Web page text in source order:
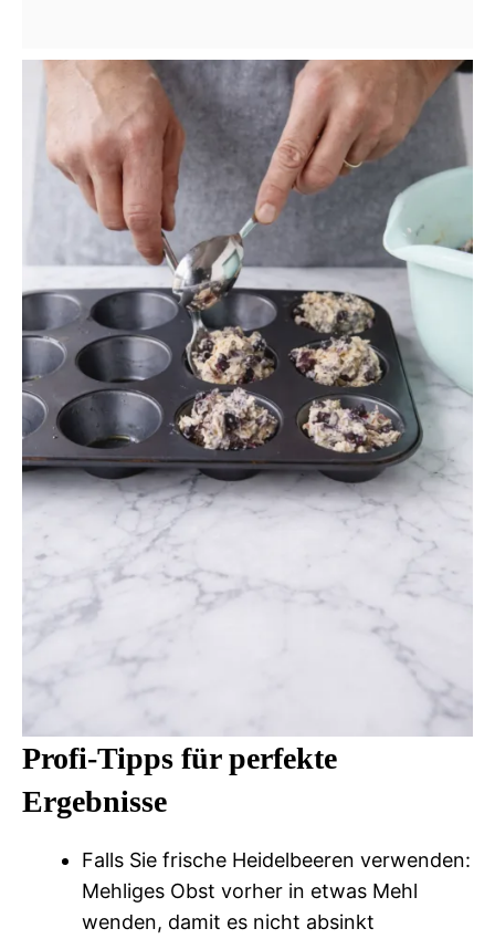
Profi-Tipps für perfekte
Ergebnisse
Falls Sie frische Heidelbeeren verwenden:
Mehliges Obst vorher in etwas Mehl
wenden, damit es nicht absinkt